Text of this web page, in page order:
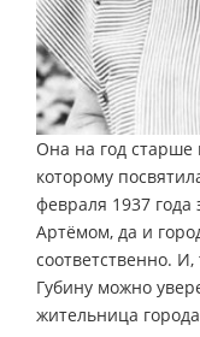
Она на год старше
которому
февраля 1937
Артёмом, да и
соответственно.
Губину можно
жительница